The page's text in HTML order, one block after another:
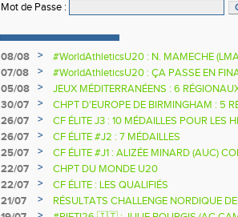
Mot de Passe :
08/08 >
#WorldAthleticsU20 : N. MAMECHE
07/08
>
#WorldAthleticsU20 : ÇA PASSE EN
SAUTEURS
05/08 >
JEUX MÉDITERRANÉENS : 6
30/07
>
CHPT D'EUROPE DE BIRMINGHAM : 5
26/07
>
CF ÉLITE J3 : 10 MÉDAILLES POUR LES
26/07
>
CF ÉLITE #J2 : 7 MÉDAILLES
25/07
>
CF ÉLITE #J1 : ALIZÉE MINARD (AUC)
NATIONALE
22/07 >
CHPT DU MONDE U20
22/07
>
CF ÉLITE : LES QUALIFIÉS
21/07
>
RÉSULTATS CHALLENGE NORDIQUE
2025 2026